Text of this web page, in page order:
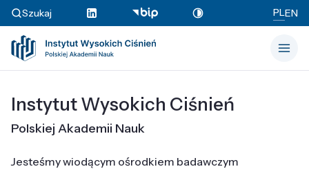
Szukaj PLEN
Instytut Wysokich Ciśnień
Polskiej Akademii Nauk
Jesteśmy wiodącym ośrodkiem badawczym